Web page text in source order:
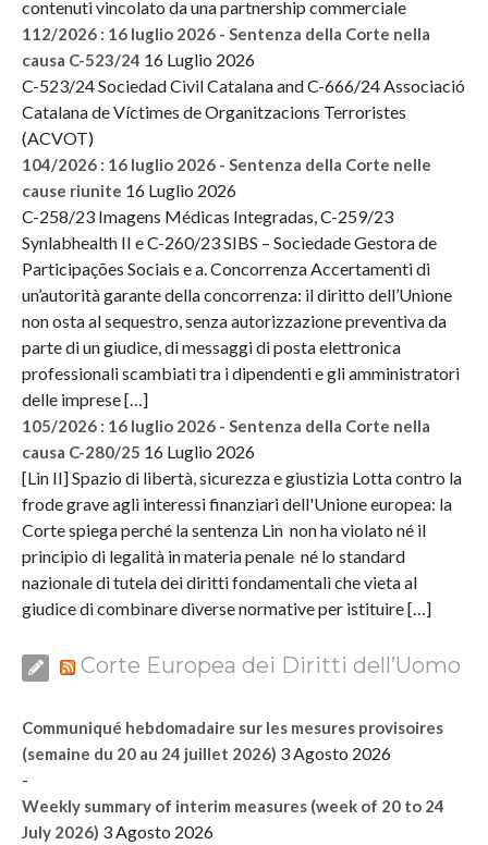
contenuti vincolato da una partnership commerciale
112/2026 : 16 luglio 2026 - Sentenza della Corte nella
causa C-523/24 16 Luglio 2026
C-523/24 Sociedad Civil Catalana and C-666/24 Associació
Catalana de Víctimes de Organitzacions Terroristes
(ACVOT)
104/2026 : 16 luglio 2026 - Sentenza della Corte nelle
cause riunite 16 Luglio 2026
C-258/23 Imagens Médicas Integradas, C-259/23
Synlabhealth II e C-260/23 SIBS – Sociedade Gestora de
Participações Sociais e a. Concorrenza Accertamenti di
un’autorità garante della concorrenza: il diritto dell’Unione
non osta al sequestro, senza autorizzazione preventiva da
parte di un giudice, di messaggi di posta elettronica
professionali scambiati tra i dipendenti e gli amministratori
delle imprese […]
105/2026 : 16 luglio 2026 - Sentenza della Corte nella
causa C-280/25 16 Luglio 2026
[Lin II] Spazio di libertà, sicurezza e giustizia Lotta contro la
frode grave agli interessi finanziari dell'Unione europea: la
Corte spiega perché la sentenza Lin non ha violato né il
principio di legalità in materia penale né lo standard
nazionale di tutela dei diritti fondamentali che vieta al
giudice di combinare diverse normative per istituire […]
Corte Europea dei Diritti dell’Uomo
Communiqué hebdomadaire sur les mesures provisoires
(semaine du 20 au 24 juillet 2026) 3 Agosto 2026
-
Weekly summary of interim measures (week of 20 to 24
July 2026) 3 Agosto 2026